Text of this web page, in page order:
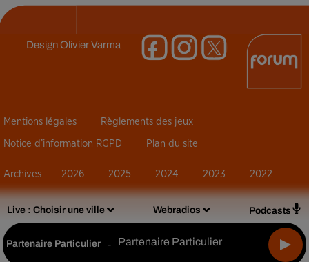
Live : Choisir une ville Webradios Podcasts
Partenaire Particulier - Partenaire Particulier
DesignOlivier Varma
Mentions légales Règlements des jeux
Notice d’information RGPD Plan du site
Archives 2026 2025 2024 2023 2022